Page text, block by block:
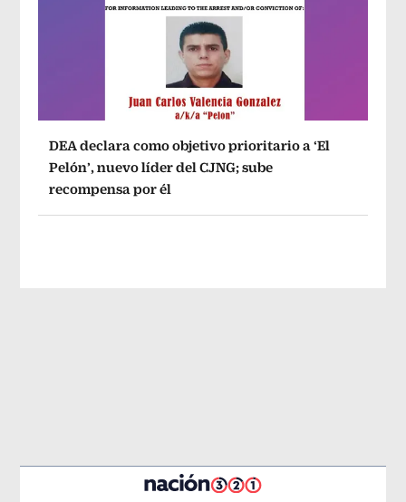
DEA declara como objetivo prioritario a ‘El
Pelón’, nuevo líder del CJNG; sube
recompensa por él